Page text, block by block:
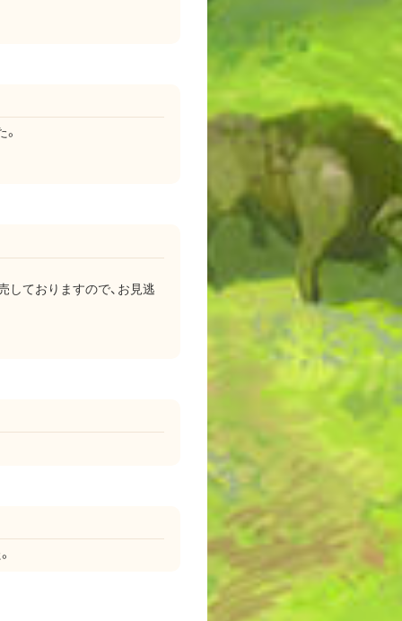
しておりますので、お見逃